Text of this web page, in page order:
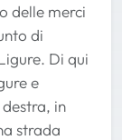
delle merci
di
Di qui
e
in
strada